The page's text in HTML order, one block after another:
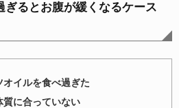
るとお腹が緩くなるケース
オイルを食べ過ぎた
質に合っていない